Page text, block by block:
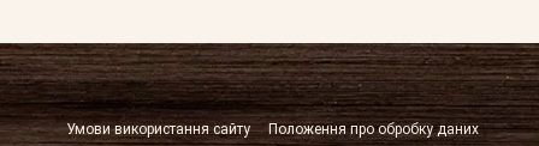
Умови використання сайту
Положення про обробку даних